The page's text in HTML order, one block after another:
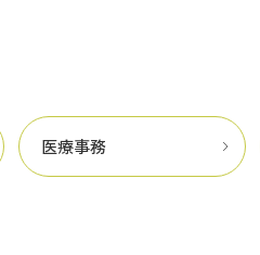
医療事務